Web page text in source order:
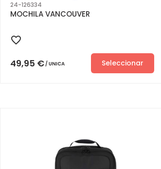
24-126334
MOCHILA VANCOUVER
49,95 € UNICA Seleccionar